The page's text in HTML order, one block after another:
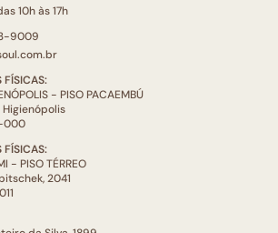
10h às 17h
9009
FÍSICAS:
- PISO PACAEMBÚ
Higienópolis
000
FÍSICAS:
- PISO TÉRREO
2041